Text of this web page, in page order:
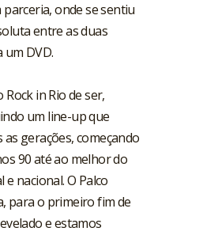
onde se sentiu
entre as duas
um DVD.
in Rio de ser,
um line-up que
gerações, começando
90 até ao melhor do
nacional. O Palco
para o primeiro fim de
e estamos